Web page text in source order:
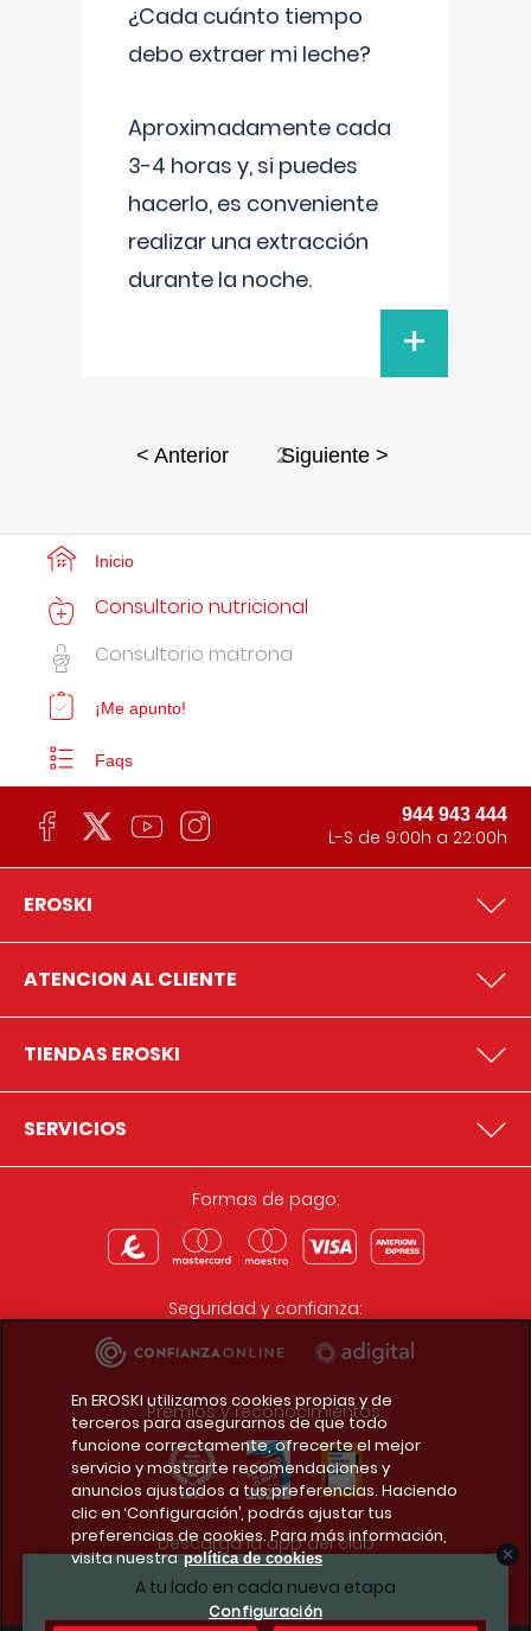
¿Cada cuánto tiempo
debo extraer mi leche?
Aproximadamente cada
3-4 horas y, si puedes
hacerlo, es conveniente
realizar una extracción
durante la noche.
+
< Anterior 2Siguiente >
A tu lado en cada nueva etapa
Inicio
Consultorio nutricional
Consultorio matrona
¡Me apunto!
Faqs
944 943 444
L-S de 9:00h a 22:00h
EROSKI
ATENCION AL CLIENTE
TIENDAS EROSKI
SERVICIOS
Formas de pago:
Seguridad y confianza:
Premios y reconocimientos:
Descarga la app del club
En EROSKI utilizamos cookies propias y de
terceros para asegurarnos de que todo
funcione correctamente, ofrecerte el mejor
servicio y mostrarte recomendaciones y
anuncios ajustados a tus preferencias. Haciendo
clic en ‘Configuración’, podrás ajustar tus
preferencias de cookies. Para más información,
visita nuestra política de cookies
Configuración